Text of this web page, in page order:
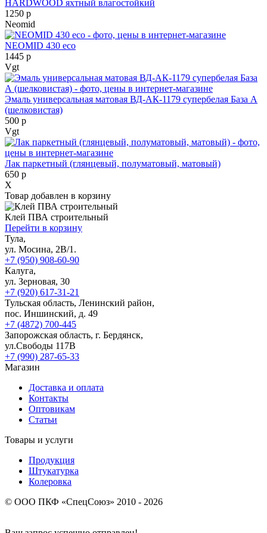
HARDWOOD яхтный влагостойкий
1250 р
Neomid
NEOMID 430 eco
1445 р
Vgt
Эмаль универсальная матовая ВД-АК-1179 супербелая База А
(шелковистая)
500 р
Vgt
Лак паркетный (глянцевый, полуматовый, матовый)
650 р
X
Товар добавлен в корзину
Клей ПВА строительный
Перейти в корзину
Тула,
ул. Мосина, 2В/1.
+7 (950) 908-60-90
Калуга,
ул. Зерновая, 30
+7 (920) 617-31-21
Тульская область, Ленинский район,
пос. Иншинский, д. 49
+7 (4872) 700-445
Запорожская область, г. Бердянск,
ул.Свободы 117В
+7 (990) 287-65-33
Магазин
Доставка и оплата
Контакты
Оптовикам
Статьи
Товары и услуги
Продукция
Штукатурка
Колеровка
© ООО ПКФ «СпецСоюз» 2010 - 2026